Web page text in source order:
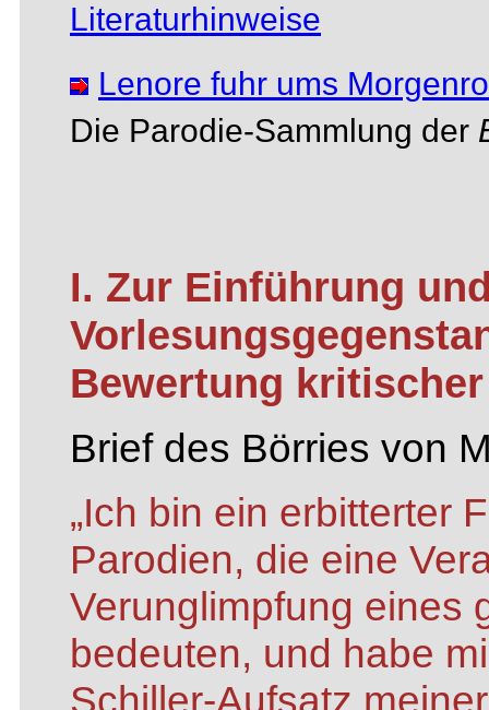
Literaturhinweise
Lenore fuhr ums
Die Parodie-Sammlung der
I. Zur Einführung
Bewertung
Brief des Börries von
„Ich bin ein erbitterter
Parodien, die eine
Verunglimpfung eines
bedeuten, und habe
Schiller-Aufsatz